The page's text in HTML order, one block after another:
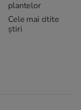
plantelor
Cele mai citite
știri